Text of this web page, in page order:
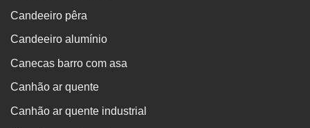
Candeeiro pêra
Candeeiro alumínio
Canecas barro com asa
Canhão ar quente
Canhão ar quente industrial